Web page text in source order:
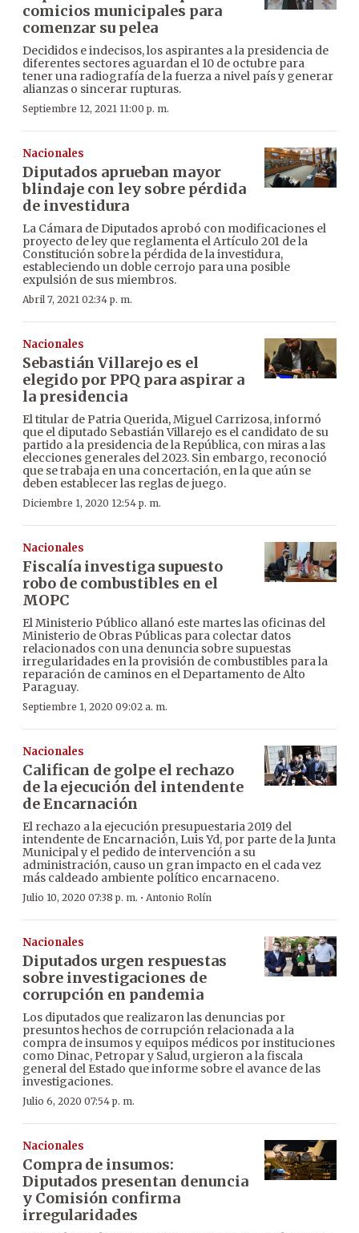
comicios municipales para
comenzar su pelea
Decididos e indecisos, los aspirantes a la presidencia de
diferentes sectores aguardan el 10 de octubre para
tener una radiografía de la fuerza a nivel país y generar
alianzas o sincerar rupturas.
Septiembre 12, 2021 11:00 p. m.
Nacionales
Diputados aprueban mayor
blindaje con ley sobre pérdida
de investidura
La Cámara de Diputados aprobó con modificaciones el
proyecto de ley que reglamenta el Artículo 201 de la
Constitución sobre la pérdida de la investidura,
estableciendo un doble cerrojo para una posible
expulsión de sus miembros.
Abril 7, 2021 02:34 p. m.
Nacionales
Sebastián Villarejo es el
elegido por PPQ para aspirar a
la presidencia
El titular de Patria Querida, Miguel Carrizosa, informó
que el diputado Sebastián Villarejo es el candidato de su
partido a la presidencia de la República, con miras a las
elecciones generales del 2023. Sin embargo, reconoció
que se trabaja en una concertación, en la que aún se
deben establecer las reglas de juego.
Diciembre 1, 2020 12:54 p. m.
Nacionales
Fiscalía investiga supuesto
robo de combustibles en el
MOPC
El Ministerio Público allanó este martes las oficinas del
Ministerio de Obras Públicas para colectar datos
relacionados con una denuncia sobre supuestas
irregularidades en la provisión de combustibles para la
reparación de caminos en el Departamento de Alto
Paraguay.
Septiembre 1, 2020 09:02 a. m.
Nacionales
Califican de golpe el rechazo
de la ejecución del intendente
de Encarnación
El rechazo a la ejecución presupuestaria 2019 del
intendente de Encarnación, Luis Yd, por parte de la Junta
Municipal y el pedido de intervención a su
administración, causo un gran impacto en el cada vez
más caldeado ambiente político encarnaceno.
Julio 10, 2020 07:38 p. m. · Antonio Rolín
Nacionales
Diputados urgen respuestas
sobre investigaciones de
corrupción en pandemia
Los diputados que realizaron las denuncias por
presuntos hechos de corrupción relacionada a la
compra de insumos y equipos médicos por instituciones
como Dinac, Petropar y Salud, urgieron a la fiscala
general del Estado que informe sobre el avance de las
investigaciones.
Julio 6, 2020 07:54 p. m.
Nacionales
Compra de insumos:
Diputados presentan denuncia
y Comisión confirma
irregularidades